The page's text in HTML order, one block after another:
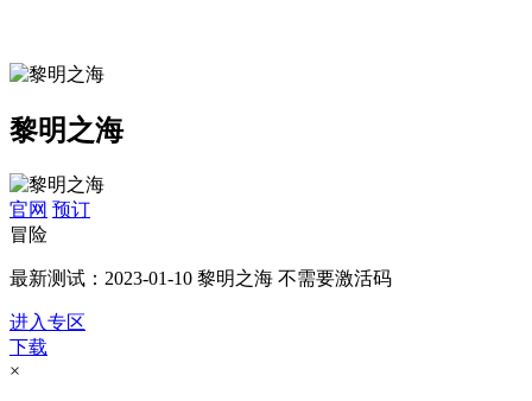
黎明之海
官网 预订
冒险
最新测试：2023-01-10 黎明之海 不需要激活码
进入专区
下载
×